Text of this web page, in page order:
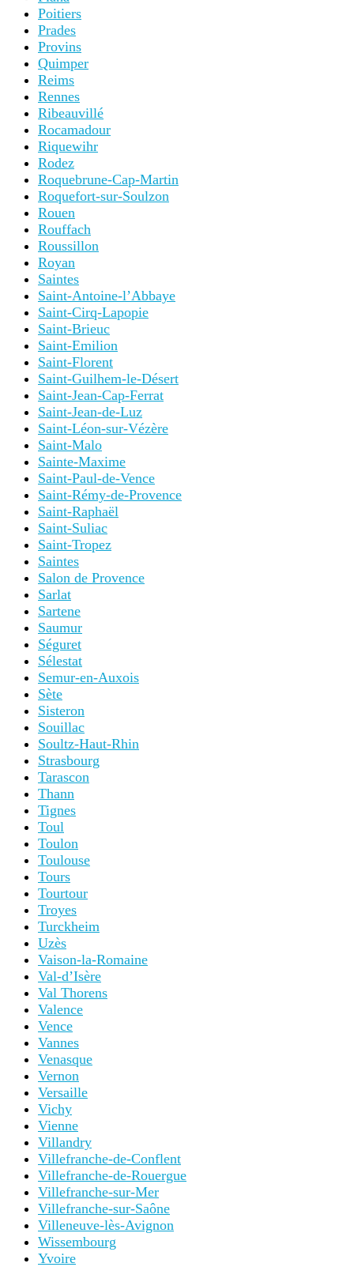
Poitiers
Prades
Provins
Quimper
Reims
Rennes
Ribeauvillé
Rocamadour
Riquewihr
Rodez
Roquebrune-Cap-Martin
Roquefort-sur-Soulzon
Rouen
Rouffach
Roussillon
Royan
Saintes
Saint-Antoine-l’Abbaye
Saint-Cirq-Lapopie
Saint-Brieuc
Saint-Emilion
Saint-Florent
Saint-Guilhem-le-Désert
Saint-Jean-Cap-Ferrat
Saint-Jean-de-Luz
Saint-Léon-sur-Vézère
Saint-Malo
Sainte-Maxime
Saint-Paul-de-Vence
Saint-Rémy-de-Provence
Saint-Raphaël
Saint-Suliac
Saint-Tropez
Saintes
Salon de Provence
Sarlat
Sartene
Saumur
Séguret
Sélestat
Semur-en-Auxois
Sète
Sisteron
Souillac
Soultz-Haut-Rhin
Strasbourg
Tarascon
Thann
Tignes
Toul
Toulon
Toulouse
Tours
Tourtour
Troyes
Turckheim
Uzès
Vaison-la-Romaine
Val-d’Isère
Val Thorens
Valence
Vence
Vannes
Venasque
Vernon
Versaille
Vichy
Vienne
Villandry
Villefranche-de-Conflent
Villefranche-de-Rouergue
Villefranche-sur-Mer
Villefranche-sur-Saône
Villeneuve-lès-Avignon
Wissembourg
Yvoire